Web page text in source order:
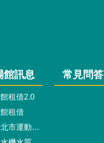
館訊息
租借2.0
租借
市運動中心
常見問答